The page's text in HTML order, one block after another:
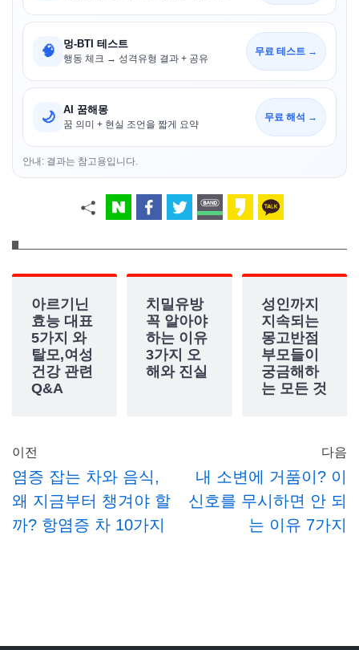
🧠 멍-BTI 테스트
행동 체크 → 성격유형 결과 + 공유
무료 테스트 →
🌙 AI 꿈해몽
꿈 의미 + 현실 조언을 짧게 요약
무료 해석 →
안내: 결과는 참고용입니다.
아르기닌
효능 대표
5가지 와
탈모,여성
건강 관련
Q&A
치밀유방
꼭 알아야
하는 이유
3가지 오
해와 진실
성인까지
지속되는
몽고반점
부모들이
궁금해하
는 모든 것
이전
염증 잡는 차와 음식,
왜 지금부터 챙겨야 할
까? 항염증 차 10가지
다음
내 소변에 거품이? 이
신호를 무시하면 안 되
는 이유 7가지